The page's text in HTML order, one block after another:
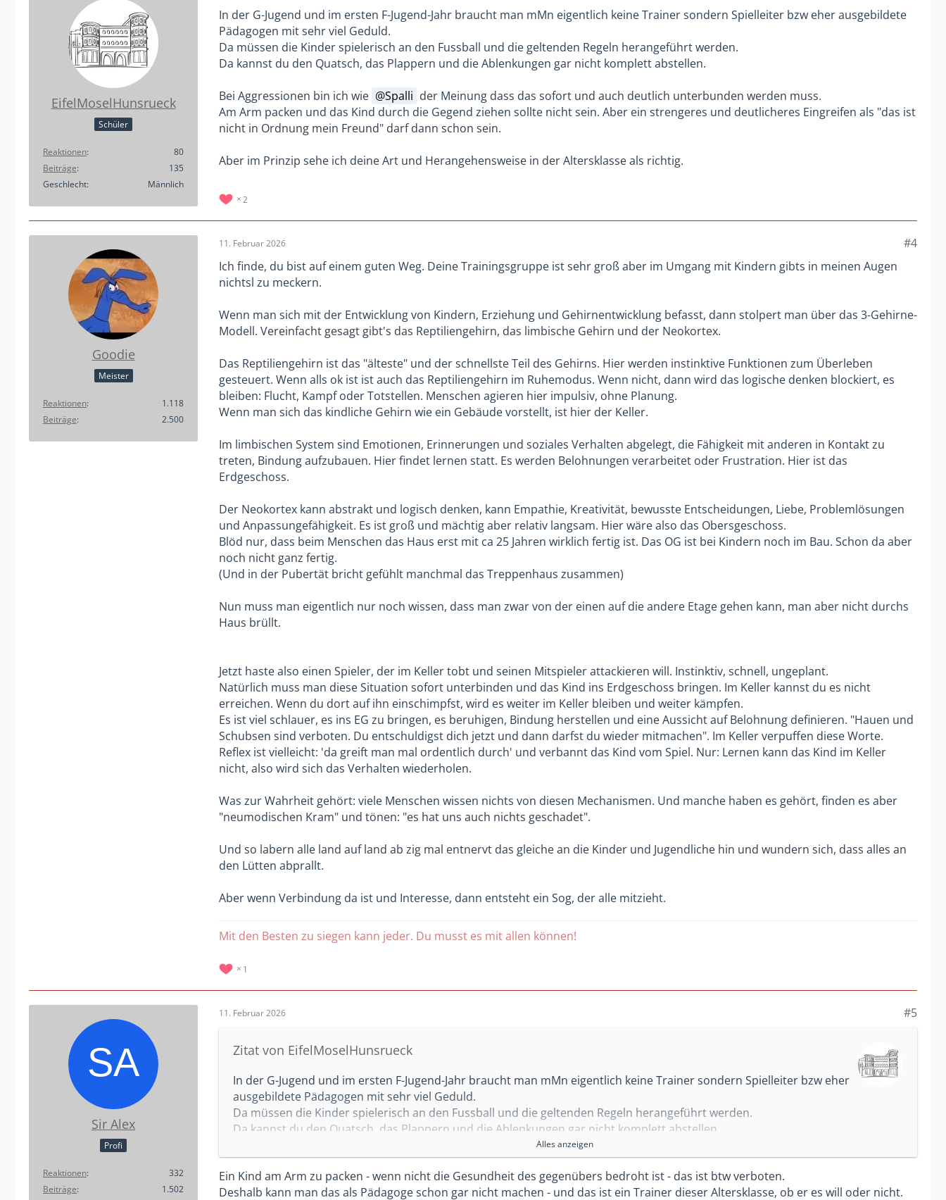
EifelMoselHunsrueck
Schüler
Reaktionen
80
Beiträge
135
Geschlecht
Männlich
In der G-Jugend und im ersten F-Jugend-Jahr braucht man mMn eigentlich keine Trainer sondern Spielleiter bzw eher ausgebildete
Pädagogen mit sehr viel Geduld.
Da müssen die Kinder spielerisch an den Fussball und die geltenden Regeln herangeführt werden.
Da kannst du den Quatsch, das Plappern und die Ablenkungen gar nicht komplett abstellen.
Bei Aggressionen bin ich wie Spalli der Meinung dass das sofort und auch deutlich unterbunden werden muss.
Am Arm packen und das Kind durch die Gegend ziehen sollte nicht sein. Aber ein strengeres und deutlicheres Eingreifen als "das ist
nicht in Ordnung mein Freund" darf dann schon sein.
Aber im Prinzip sehe ich deine Art und Herangehensweise in der Altersklasse als richtig.
2
Goodie
Meister
Reaktionen
1.118
Beiträge
2.500
11. Februar 2026
#4
Ich finde, du bist auf einem guten Weg. Deine Trainingsgruppe ist sehr groß aber im Umgang mit Kindern gibts in meinen Augen
nichtsl zu meckern.
Wenn man sich mit der Entwicklung von Kindern, Erziehung und Gehirnentwicklung befasst, dann stolpert man über das 3-Gehirne-
Modell. Vereinfacht gesagt gibt's das Reptiliengehirn, das limbische Gehirn und der Neokortex.
Das Reptiliengehirn ist das "älteste" und der schnellste Teil des Gehirns. Hier werden instinktive Funktionen zum Überleben
gesteuert. Wenn alls ok ist ist auch das Reptiliengehirn im Ruhemodus. Wenn nicht, dann wird das logische denken blockiert, es
bleiben: Flucht, Kampf oder Totstellen. Menschen agieren hier impulsiv, ohne Planung.
Wenn man sich das kindliche Gehirn wie ein Gebäude vorstellt, ist hier der Keller.
Im limbischen System sind Emotionen, Erinnerungen und soziales Verhalten abgelegt, die Fähigkeit mit anderen in Kontakt zu
treten, Bindung aufzubauen. Hier findet lernen statt. Es werden Belohnungen verarbeitet oder Frustration. Hier ist das
Erdgeschoss.
Der Neokortex kann abstrakt und logisch denken, kann Empathie, Kreativität, bewusste Entscheidungen, Liebe, Problemlösungen
und Anpassungefähigkeit. Es ist groß und mächtig aber relativ langsam. Hier wäre also das Obersgeschoss.
Blöd nur, dass beim Menschen das Haus erst mit ca 25 Jahren wirklich fertig ist. Das OG ist bei Kindern noch im Bau. Schon da aber
noch nicht ganz fertig.
(Und in der Pubertät bricht gefühlt manchmal das Treppenhaus zusammen)
Nun muss man eigentlich nur noch wissen, dass man zwar von der einen auf die andere Etage gehen kann, man aber nicht durchs
Haus brüllt.
Jetzt haste also einen Spieler, der im Keller tobt und seinen Mitspieler attackieren will. Instinktiv, schnell, ungeplant.
Natürlich muss man diese Situation sofort unterbinden und das Kind ins Erdgeschoss bringen. Im Keller kannst du es nicht
erreichen. Wenn du dort auf ihn einschimpfst, wird es weiter im Keller bleiben und weiter kämpfen.
Es ist viel schlauer, es ins EG zu bringen, es beruhigen, Bindung herstellen und eine Aussicht auf Belohnung definieren. "Hauen und
Schubsen sind verboten. Du entschuldigst dich jetzt und dann darfst du wieder mitmachen". Im Keller verpuffen diese Worte.
Reflex ist vielleicht: 'da greift man mal ordentlich durch' und verbannt das Kind vom Spiel. Nur: Lernen kann das Kind im Keller
nicht, also wird sich das Verhalten wiederholen.
Was zur Wahrheit gehört: viele Menschen wissen nichts von diesen Mechanismen. Und manche haben es gehört, finden es aber
"neumodischen Kram" und tönen: "es hat uns auch nichts geschadet".
Und so labern alle land auf land ab zig mal entnervt das gleiche an die Kinder und Jugendliche hin und wundern sich, dass alles an
den Lütten abprallt.
Aber wenn Verbindung da ist und Interesse, dann entsteht ein Sog, der alle mitzieht.
Mit den Besten zu siegen kann jeder. Du musst es mit allen können!
1
Sir Alex
Profi
Reaktionen
332
Beiträge
1.502
11. Februar 2026 #5
Zitat von EifelMoselHunsrueck
In der G-Jugend und im ersten F-Jugend-Jahr braucht man mMn eigentlich keine Trainer sondern Spielleiter bzw eher
ausgebildete Pädagogen mit sehr viel Geduld.
Da müssen die Kinder spielerisch an den Fussball und die geltenden Regeln herangeführt werden.
Da kannst du den Quatsch, das Plappern und die Ablenkungen gar nicht komplett abstellen.
Bei Aggressionen bin ich wie Spalli der Meinung dass das sofort und auch deutlich unterbunden werden muss.
Am Arm packen und das Kind durch die Gegend ziehen sollte nicht sein. Aber ein strengeres und deutlicheres
Eingreifen als "das ist nicht in Ordnung mein Freund" darf dann schon sein.
Alles anzeigen
Ein Kind am Arm zu packen - wenn nicht die Gesundheit des gegenübers bedroht ist - das ist btw verboten.
Deshalb kann man das als Pädagoge schon gar nicht machen - und das ist ein Trainer dieser Altersklasse, ob er es will oder nicht.